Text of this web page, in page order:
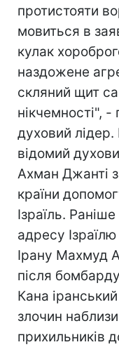
протистояти
мовиться в
кулак
наздожене
скляний щит
нікчемності", -
духовий
відомий
Ахман Джанті
країни
Ізраїль.
адресу
Ірану Махмуд
після
Кана
злочин
прихильників